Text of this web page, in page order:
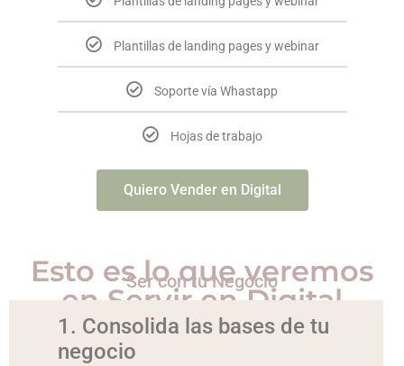
Plantillas de landing pages y webinar
Soporte vía Whastapp
Hojas de trabajo
Quiero Vender en Digital
Esto es lo que veremos
en Servir en Digital
Ser con tu Negocio
1. Consolida las bases de tu
negocio